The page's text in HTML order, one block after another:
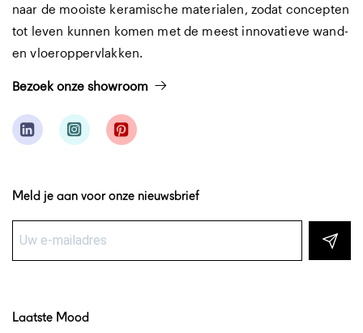
naar de mooiste keramische materialen, zodat concepten
tot leven kunnen komen met de meest innovatieve wand-
en vloeroppervlakken.
Bezoek onze showroom
Meld je aan voor onze nieuwsbrief
Laatste Mood